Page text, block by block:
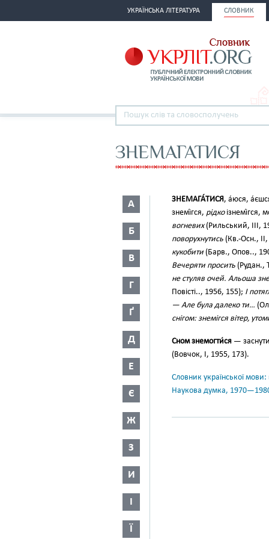
УКРАЇНСЬКА ЛІТЕРАТУРА СЛОВНИК
ЗНЕМАГАТИСЯ
А
Б
В
Г
Ґ
Д
Е
Є
Ж
З
И
І
Ї
ЗНЕМАГА́ТИСЯ, а́юся,
знемі́гся, рідкоізнемі́гся,
вогневих(Рильський, III,
поворухнутись (Кв.-Осн.,
кукобити (Барв., Опов..,
Вечеряти просить (Рудан.,
не стуляв очей. Альоша
Повісті.., 1956, 155); І
— Але була далеко ти…
снігом: знемігся вітер,
Сном знемогти́ся —
(Вовчок, І, 1955, 173).
Словник української
Наукова думка,